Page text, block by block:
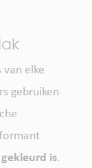
van elke
gebruiken
is.